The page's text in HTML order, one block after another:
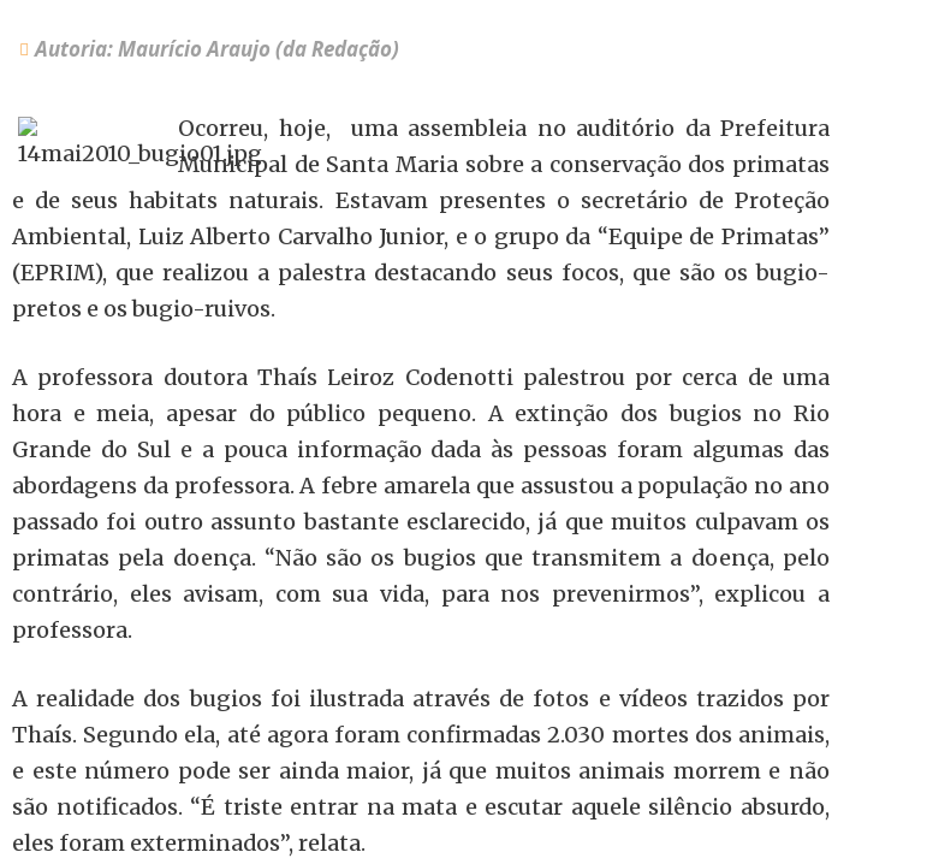
Autoria: Maurício Araujo (da Redação)
Ocorreu, hoje, uma assembleia no auditório da Prefeitura
Municipal de Santa Maria sobre a conservação dos primatas
e de seus habitats naturais. Estavam presentes o secretário de Proteção
Ambiental, Luiz Alberto Carvalho Junior, e o grupo da “Equipe de Primatas”
(EPRIM), que realizou a palestra destacando seus focos, que são os bugio-
pretos e os bugio-ruivos.
A professora doutora Thaís Leiroz Codenotti palestrou por cerca de uma
hora e meia, apesar do público pequeno. A extinção dos bugios no Rio
Grande do Sul e a pouca informação dada às pessoas foram algumas das
abordagens da professora. A febre amarela que assustou a população no ano
passado foi outro assunto bastante esclarecido, já que muitos culpavam os
primatas pela doença. “Não são os bugios que transmitem a doença, pelo
contrário, eles avisam, com sua vida, para nos prevenirmos”, explicou a
professora.
A realidade dos bugios foi ilustrada através de fotos e vídeos trazidos por
Thaís. Segundo ela, até agora foram confirmadas 2.030 mortes dos animais,
e este número pode ser ainda maior, já que muitos animais morrem e não
são notificados. “É triste entrar na mata e escutar aquele silêncio absurdo,
eles foram exterminados”, relata.